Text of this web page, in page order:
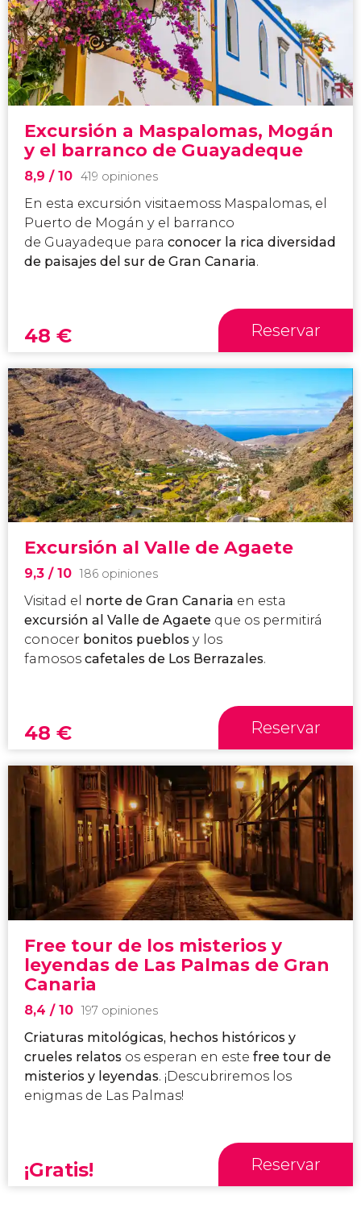
Excursión a Maspalomas, Mogán
y el barranco de Guayadeque
8,9 / 10 419 opiniones
En esta excursión visitaemoss Maspalomas, el
Puerto de Mogán y el barranco
de Guayadeque para conocer la rica diversidad
de paisajes del sur de Gran Canaria.
48 € Reservar
Excursión al Valle de Agaete
9,3 / 10 186 opiniones
Visitad el norte de Gran Canaria en esta
excursión al Valle de Agaete que os permitirá
conocer bonitos pueblos y los
famosos cafetales de Los Berrazales.
48 € Reservar
Free tour de los misterios y
leyendas de Las Palmas de Gran
Canaria
8,4 / 10 197 opiniones
Criaturas mitológicas, hechos históricos y
crueles relatos os esperan en este free tour de
misterios y leyendas. ¡Descubriremos los
enigmas de Las Palmas!
¡Gratis! Reservar